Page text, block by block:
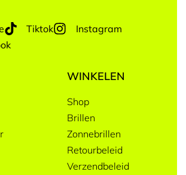
Tiktok
Instagram
WINKELEN
Shop
Brillen
Zonnebrillen
Retourbeleid
Verzendbeleid